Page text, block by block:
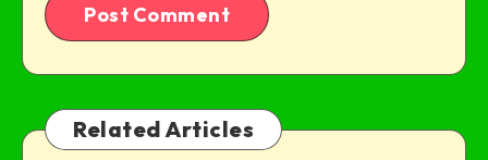
Related Articles